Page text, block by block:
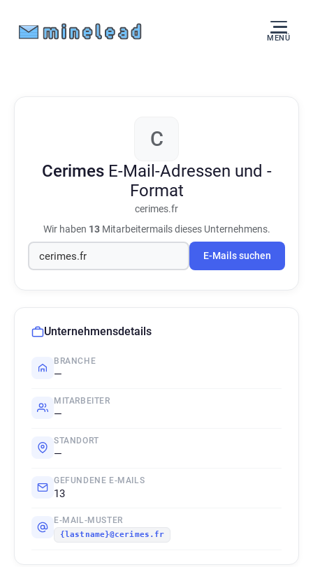
MENÜ
C
Cerimes E-Mail-Adressen und -
Format
cerimes.fr
Wir haben 13Mitarbeitermails dieses Unternehmens.
E-Mails suchen
Unternehmensdetails
BRANCHE
—
MITARBEITER
—
STANDORT
—
GEFUNDENE E-MAILS
13
E-MAIL-MUSTER
{lastname}@cerimes.fr